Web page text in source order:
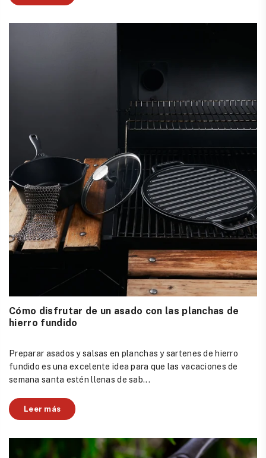
Cómo disfrutar de un asado con las planchas de
hierro fundido
Preparar asados y salsas en planchas y sartenes de hierro
fundido es una excelente idea para que las vacaciones de
semana santa estén llenas de sab...
Leer más